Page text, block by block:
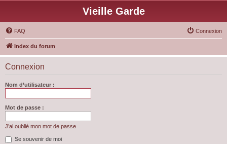
Vieille Garde
FAQ Connexion
Index du forum
Connexion
Nom d’utilisateur :
Mot de passe :
J’ai oublié mon mot de passe
Se souvenir de moi